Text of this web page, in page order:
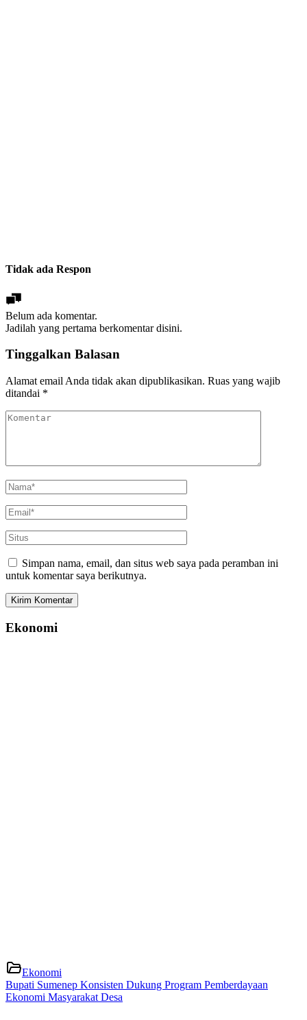
Tidak ada Respon
Belum ada komentar.
Jadilah yang pertama berkomentar disini.
Tinggalkan Balasan
Alamat email Anda tidak akan dipublikasikan. Ruas yang wajib
ditandai *
Simpan nama, email, dan situs web saya pada peramban ini
untuk komentar saya berikutnya.
Ekonomi
Ekonomi
Bupati Sumenep Konsisten Dukung Program Pemberdayaan
Ekonomi Masyarakat Desa